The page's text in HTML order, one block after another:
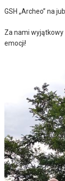
GSH „Archeo” na
Za nami
emocji!